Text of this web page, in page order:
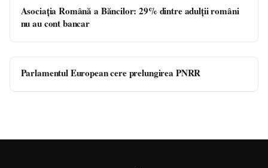
Asociaţia Română a Băncilor: 29% dintre adulţii români
nu au cont bancar
Parlamentul European cere prelungirea PNRR